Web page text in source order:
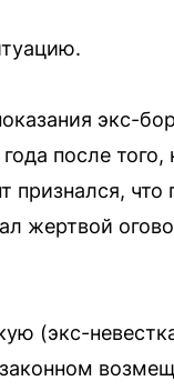
экс-
после того,
что
жертвой
(экс-